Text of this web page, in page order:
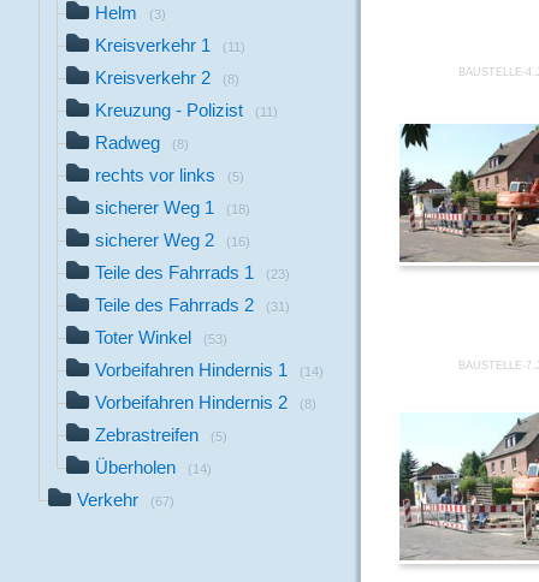
Helm (3)
Kreisverkehr 1 (11)
Kreisverkehr 2 (8)
Kreuzung - Polizist (11)
Radweg (8)
rechts vor links (5)
sicherer Weg 1 (18)
sicherer Weg 2 (16)
Teile des Fahrrads 1 (23)
Teile des Fahrrads 2 (31)
Toter Winkel (53)
Vorbeifahren Hindernis 1 (14)
Vorbeifahren Hindernis 2 (8)
Zebrastreifen (5)
Überholen (14)
Verkehr (67)
BAUSTELLE-
BAUSTELLE-